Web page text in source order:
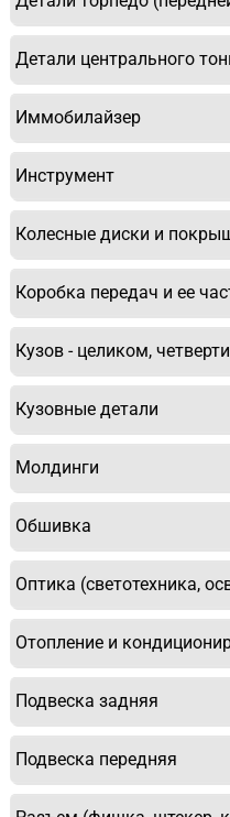
Детали центрального
Иммобилайзер
Инструмент
Колесные диски и
Коробка передач и ее
Кузов - целиком,
Кузовные детали
Молдинги
Обшивка
Оптика (светотехника,
Отопление и
Подвеска задняя
Подвеска передняя
У Вас
нашли